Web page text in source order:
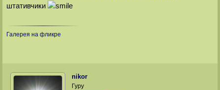
штативчики
Галерея на фликре
nikor
Гуру